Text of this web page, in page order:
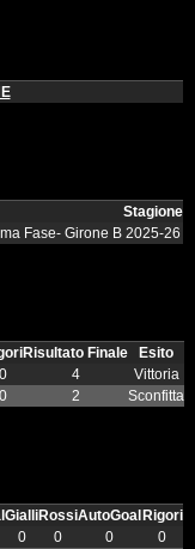
Stagione
Fase- Girone B 2025-26
Risultato Finale
Esito
0 4
Vittoria
0 2 Sconfitta
GialliRossiAutoGoal Rigori
0 0 0
0